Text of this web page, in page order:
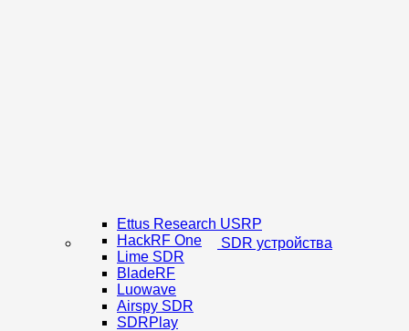
SDR устройства
Ettus Research USRP
HackRF One
Lime SDR
BladeRF
Luowave
Airspy SDR
SDRPlay